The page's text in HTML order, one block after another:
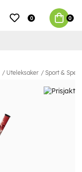
0 0
Uteleksaker Sport & Spel